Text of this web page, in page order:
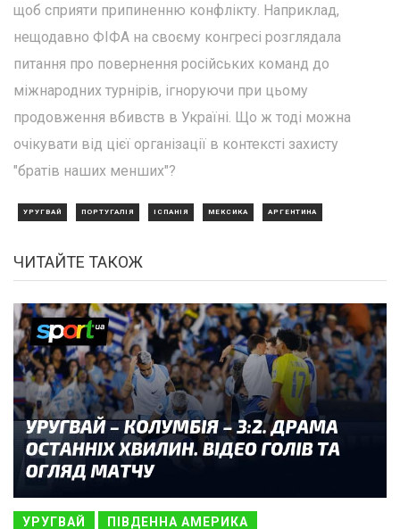
щоб сприяти припиненню конфлікту. Наприклад,
нещодавно ФІФА на своєму конгресі розглядала
питання про повернення російських команд до
міжнародних турнірів, ігноруючи при цьому
продовження вбивств в Україні. Що ж тоді можна
очікувати від цієї організації в контексті захисту
"братів наших менших"?
УРУГВАЙ ПОРТУГАЛІЯ ІСПАНІЯ МЕКСИКА АРГЕНТИНА
ЧИТАЙТЕ ТАКОЖ
УРУГВАЙ ПІВДЕННА АМЕРИКА